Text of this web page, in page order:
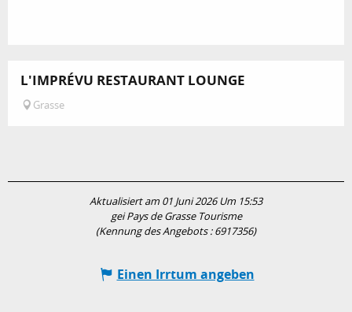
L'IMPRÉVU RESTAURANT LOUNGE
Grasse
Aktualisiert am 01 Juni 2026 Um 15:53
gei Pays de Grasse Tourisme
(Kennung des Angebots :6917356)
Einen Irrtum angeben